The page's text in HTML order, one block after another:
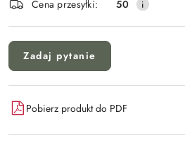
Cena przesyłki:
50
Zadaj pytanie
Pobierz produkt do PDF